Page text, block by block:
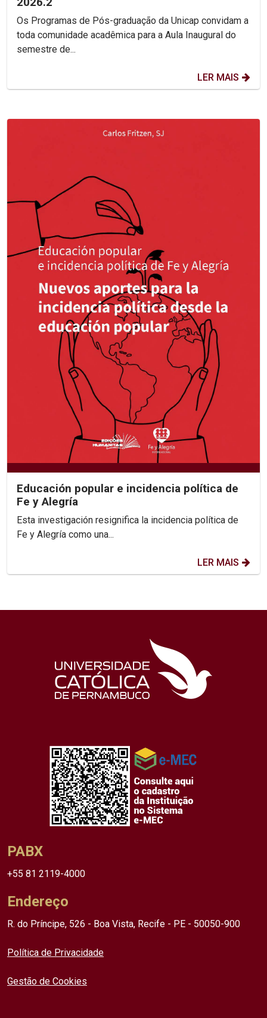
Os Programas de Pós-graduação da Unicap convidam a
toda comunidade acadêmica para a Aula Inaugural do
semestre de...
LER MAIS
Educación popular e incidencia política de
Fe y Alegría
Esta investigación resignifica la incidencia política de
Fe y Alegría como una...
LER MAIS
PABX
+55 81 2119-4000
Endereço
R. do Príncipe, 526 - Boa Vista, Recife - PE - 50050-900
Política de Privacidade
Gestão de Cookies